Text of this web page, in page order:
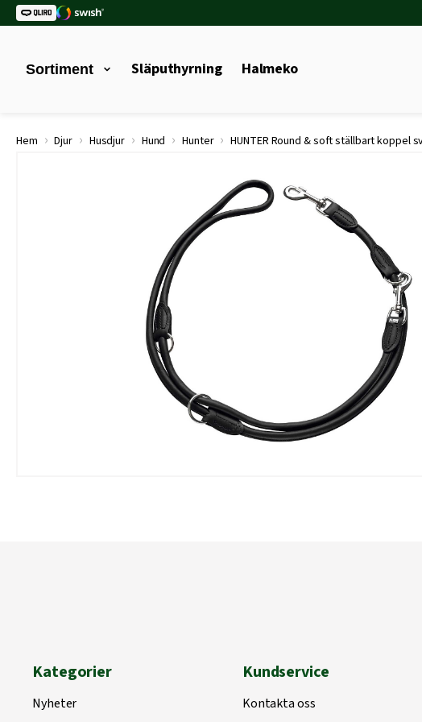
Sortiment Släputhyrning Halmeko
Hem › Djur › Husdjur › Hund › Hunter › HUNTER Round & soft ställbart koppel
Kategorier
Nyheter
Kundservice
Kontakta oss